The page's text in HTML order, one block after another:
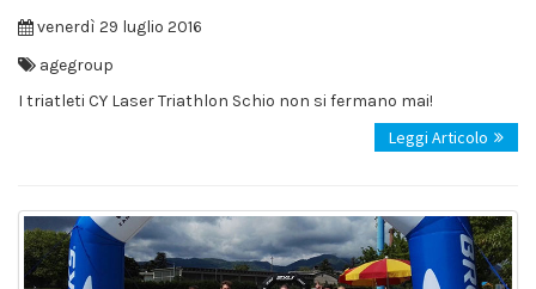
venerdì 29 luglio 2016
agegroup
I triatleti CY Laser Triathlon Schio non si fermano mai!
Leggi Articolo